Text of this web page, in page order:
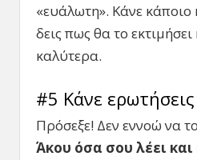
«ευάλωτη». Κάνε κάποιο
δεις πως θα το
καλύτερα.
#5 Κάνε ερωτήσεις
Πρόσεξε! Δεν εννοώ να
Άκου όσα σου λέει